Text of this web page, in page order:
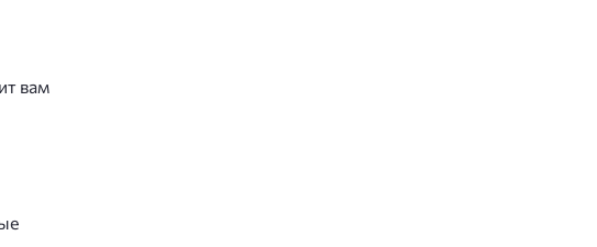
вам